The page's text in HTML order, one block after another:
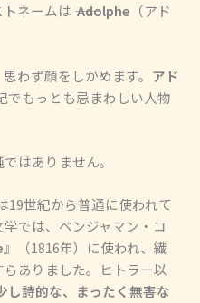
ネームは ――Adolphe （アド
わず顔をしかめます。 アド
でもっとも忌まわしい人物
はありません。
19世紀から普通に使われて
では、ベンジャマン・コ
』（1816年）に使われ、繊
ありました。ヒトラー以
し詩的な、まったく無害な